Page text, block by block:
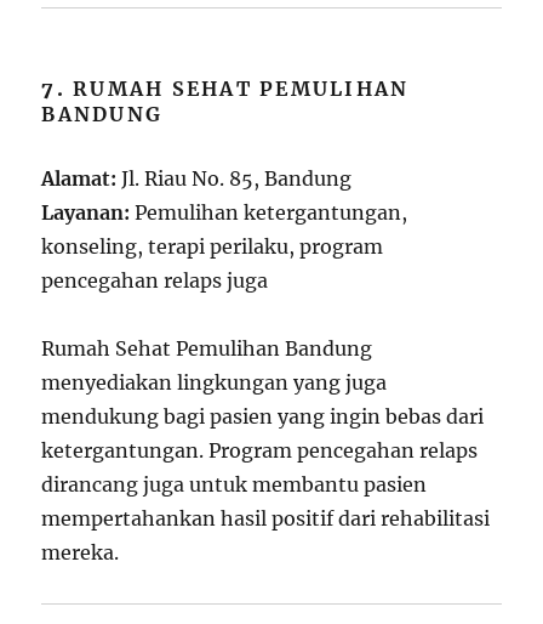
7.RUMAH SEHAT PEMULIHAN
BANDUNG
Alamat: Jl. Riau No. 85, Bandung
Layanan: Pemulihan ketergantungan,
konseling, terapi perilaku, program
pencegahan relaps juga
Rumah Sehat Pemulihan Bandung
menyediakan lingkungan yang juga
mendukung bagi pasien yang ingin bebas dari
ketergantungan. Program pencegahan relaps
dirancang juga untuk membantu pasien
mempertahankan hasil positif dari rehabilitasi
mereka.